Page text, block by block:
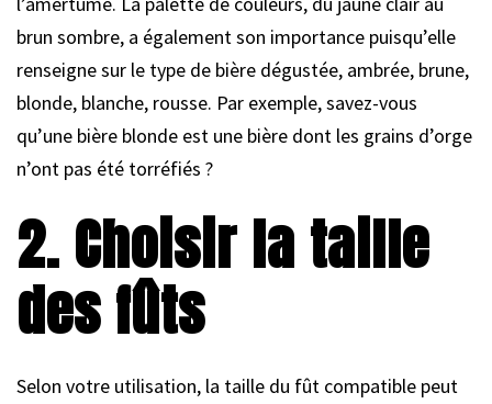
brun sombre, a également son importance puisqu’elle
renseigne sur le type de bière dégustée, ambrée, brune,
blonde, blanche, rousse. Par exemple, savez-vous
qu’une bière blonde est une bière dont les grains d’orge
n’ont pas été torréfiés ?
2. Choisir la taille
des fûts
Selon votre utilisation, la taille du fût compatible peut